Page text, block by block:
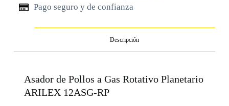
Pago seguro y de confianza
Descripción
Asador de Pollos a Gas Rotativo Planetario
ARILEX 12ASG-RP